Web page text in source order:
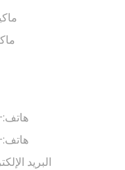
ماكينة
ماكينة
+86-18751154413
+86-15850395866
البريد الإلكتروني:[email protected]